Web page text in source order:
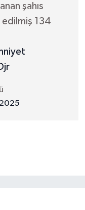
şahıs
edilmiş 134